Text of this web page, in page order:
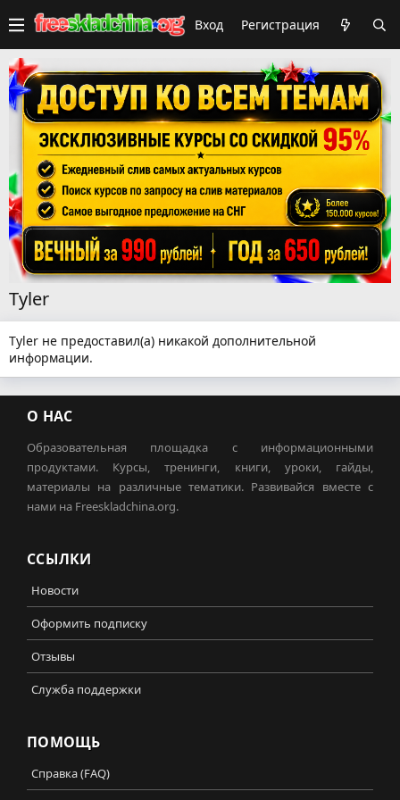
Вход Регистрация
Tyler
Tyler не предоставил(а) никакой дополнительной
информации.
О НАС
Образовательная площадка с информационными
продуктами. Курсы, тренинги, книги, уроки, гайды,
материалы на различные тематики. Развивайся вместе с
нами на Freeskladchina.org.
ССЫЛКИ
Новости
Оформить подписку
Отзывы
Служба поддержки
ПОМОЩЬ
Справка (FAQ)